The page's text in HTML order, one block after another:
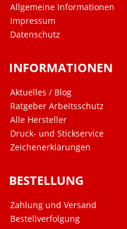
Allgemeine Informationen
Impressum
Datenschutz
INFORMATIONEN
Aktuelles / Blog
Ratgeber Arbeitsschutz
Alle Hersteller
Druck- und Stickservice
Zeichenerklärungen
BESTELLUNG
Zahlung und Versand
Bestellverfolgung